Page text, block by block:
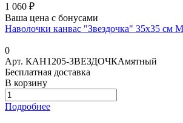
1 060 ₽
Ваша цена с бонусами
Наволочки канвас "Звездочка" 35х35 см
0
Арт. КАН1205-ЗВЕЗДОЧКАмятный
Бесплатная доставка
В корзину
Подробнее